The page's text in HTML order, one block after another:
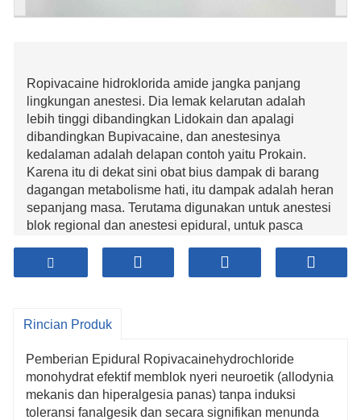
Ropivacaine hidroklorida amide jangka panjang
lingkungan anestesi. Dia lemak kelarutan adalah
lebih tinggi dibandingkan Lidokain dan apalagi
dibandingkan Bupivacaine, dan anestesinya
kedalaman adalah delapan contoh yaitu Prokain.
Karena itu di dekat sini obat bius dampak di barang
dagangan metabolisme hati, itu dampak adalah heran
sepanjang masa. Terutama digunakan untuk anestesi
blok regional dan anestesi epidural, untuk pasca
Rincian Produk
Pemberian Epidural Ropivacainehydrochloride
monohydrat efektif memblok nyeri neuroetik (allodynia
mekanis dan hiperalgesia panas) tanpa induksi
toleransi fanalgesik dan secara signifikan menunda